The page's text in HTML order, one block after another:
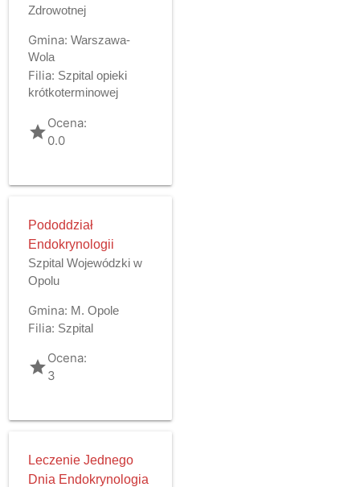
Zdrowotnej
Gmina: Warszawa-
Wola
Filia: Szpital opieki
krótkoterminowej
gradeOcena:
0.0
Pododdział
Endokrynologii
Szpital Wojewódzki w
Opolu
Gmina: M. Opole
Filia: Szpital
gradeOcena:
3
Leczenie Jednego
Dnia Endokrynologia